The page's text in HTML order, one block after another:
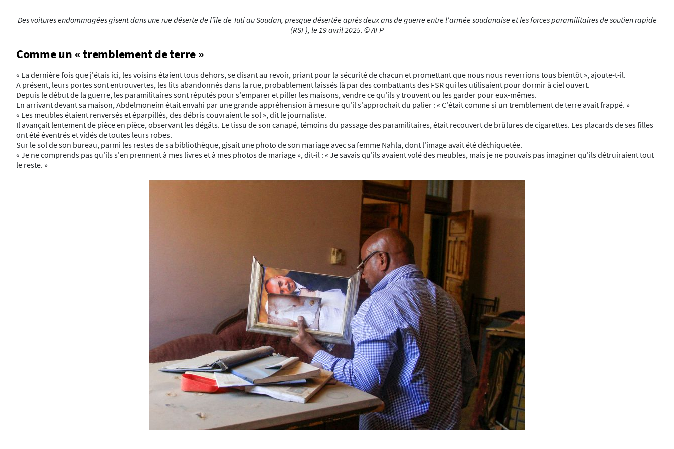
Des voitures endommagées gisent dans une rue déserte de l'île de Tuti au Soudan, presque désertée après deux ans de guerre entre l'armée soudanaise et les forces paramilitaires de soutien rapide
(RSF), le 19 avril 2025. © AFP
Comme un « tremblement de terre »
« La dernière fois que j'étais ici, les voisins étaient tous dehors, se disant au revoir, priant pour la sécurité de chacun et promettant que nous nous reverrions tous bientôt », ajoute-t-il.
A présent, leurs portes sont entrouvertes, les lits abandonnés dans la rue, probablement laissés là par des combattants des FSR qui les utilisaient pour dormir à ciel ouvert.
Depuis le début de la guerre, les paramilitaires sont réputés pour s'emparer et piller les maisons, vendre ce qu'ils y trouvent ou les garder pour eux-mêmes.
En arrivant devant sa maison, Abdelmoneim était envahi par une grande appréhension à mesure qu'il s'approchait du palier : « C'était comme si un tremblement de terre avait frappé. »
« Les meubles étaient renversés et éparpillés, des débris couvraient le sol », dit le journaliste.
Il avançait lentement de pièce en pièce, observant les dégâts. Le tissu de son canapé, témoins du passage des paramilitaires, était recouvert de brûlures de cigarettes. Les placards de ses filles
ont été éventrés et vidés de toutes leurs robes.
Sur le sol de son bureau, parmi les restes de sa bibliothèque, gisait une photo de son mariage avec sa femme Nahla, dont l'image avait été déchiquetée.
« Je ne comprends pas qu'ils s'en prennent à mes livres et à mes photos de mariage », dit-il : « Je savais qu'ils avaient volé des meubles, mais je ne pouvais pas imaginer qu'ils détruiraient tout
le reste. »